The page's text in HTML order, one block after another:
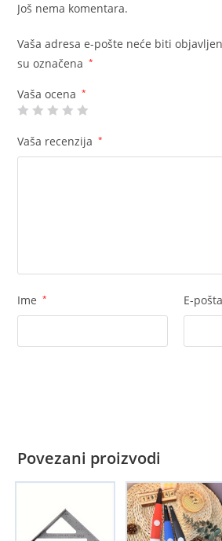
Još nema komentara.
Vaša adresa e-pošte neće biti
su označena
*
Vaša ocena *
Vaša recenzija *
Ime * E-pošta
Povezani proizvodi